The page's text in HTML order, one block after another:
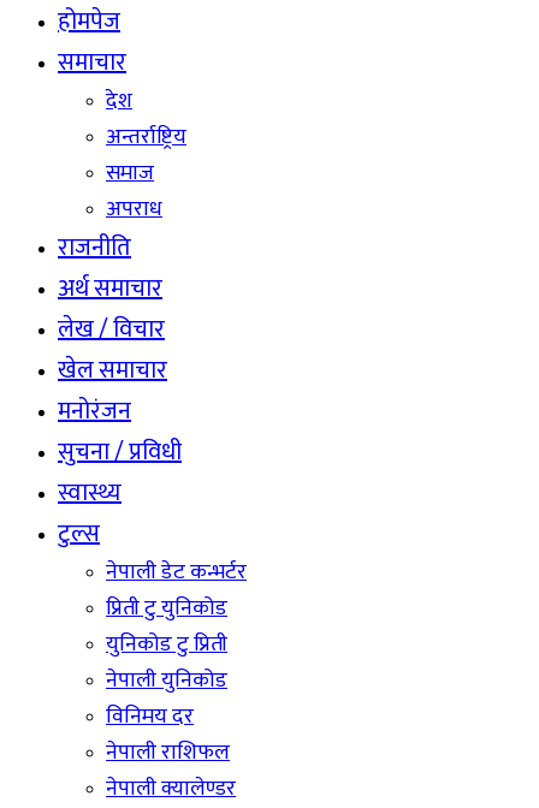
होमपेज
समाचार
देश
अन्तर्राष्ट्रिय
समाज
अपराध
राजनीति
अर्थ समाचार
लेख / विचार
खेल समाचार
मनोरंजन
सुचना / प्रविधी
स्वास्थ्य
टुल्स
नेपाली डेट कन्भर्टर
प्रिती टु युनिकोड
युनिकोड टु प्रिती
नेपाली युनिकोड
विनिमय दर
नेपाली राशिफल
नेपाली क्यालेण्डर